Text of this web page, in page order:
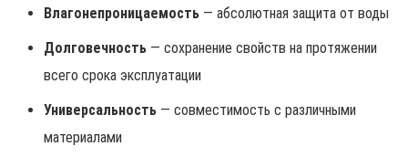
Влагонепроницаемость — абсолютная защита от воды
Долговечность — сохранение свойств на протяжении
всего срока эксплуатации
Универсальность — совместимость с различными
материалами